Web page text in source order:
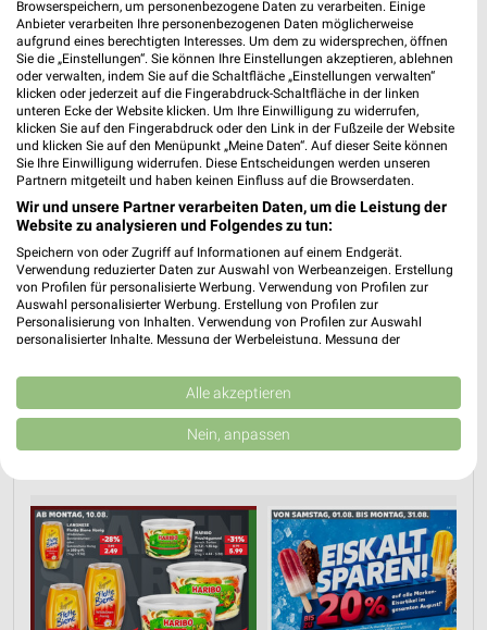
Kaufland Prospekt für Leinefelde-Worbis
ab Mo. den 10.08.
Gültig von 10. Aug. bis 12. Aug.
📅 Kalendereintrag erstellen
Browserspeichern, um personenbezogene Daten zu verarbeiten. Einige
Anbieter verarbeiten Ihre personenbezogenen Daten möglicherweise
aufgrund eines berechtigten Interesses. Um dem zu widersprechen, öffnen
Sie die „Einstellungen“. Sie können Ihre Einstellungen akzeptieren, ablehnen
oder verwalten, indem Sie auf die Schaltfläche „Einstellungen verwalten“
klicken oder jederzeit auf die Fingerabdruck-Schaltfläche in der linken
unteren Ecke der Website klicken. Um Ihre Einwilligung zu widerrufen,
klicken Sie auf den Fingerabdruck oder den Link in der Fußzeile der Website
und klicken Sie auf den Menüpunkt „Meine Daten“. Auf dieser Seite können
Sie Ihre Einwilligung widerrufen. Diese Entscheidungen werden unseren
Partnern mitgeteilt und haben keinen Einfluss auf die Browserdaten.
Wir und unsere Partner verarbeiten Daten, um die Leistung der
Website zu analysieren und Folgendes zu tun:
Speichern von oder Zugriff auf Informationen auf einem Endgerät.
Verwendung reduzierter Daten zur Auswahl von Werbeanzeigen. Erstellung
von Profilen für personalisierte Werbung. Verwendung von Profilen zur
Auswahl personalisierter Werbung. Erstellung von Profilen zur
Personalisierung von Inhalten. Verwendung von Profilen zur Auswahl
personalisierter Inhalte. Messung der Werbeleistung. Messung der
Kombinationen von Daten aus verschiedenen Quellen. Entwicklung und
Verbesserung der Angebote. Verwendung reduzierter Daten zur Auswahl
von Inhalten.
Daten können außerhalb der Europäischen Union weitergegeben und in die
Website/App.
Partnerliste anzeigen (1 IAB-Anbieter)
Wir nutzen Ihre Daten für folgende Zwecke:
IAB-Verarbeitungszwecke:
Speichern von oder Zugriff auf Informationen
auf einem Endgerät
Alle akzeptieren
Nein, anpassen